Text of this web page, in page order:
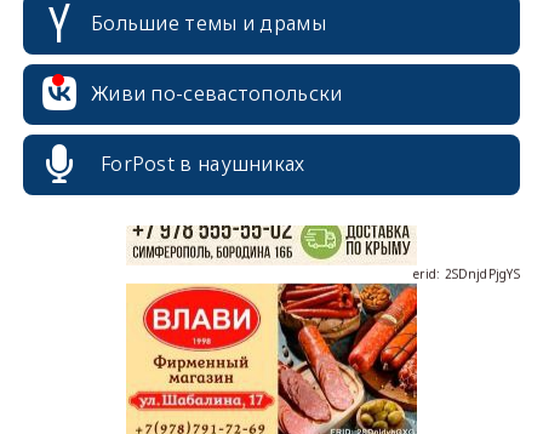
Большие темы и драмы
Живи по-севастопольски
ForPost в наушниках
erid: 2SDnjcrDNw6
erid: 2SDnjdPjgYS
erid: 2SDnjdvhGXG